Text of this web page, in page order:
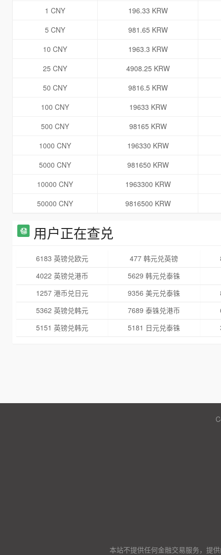
1 CNY
196.33 KRW
5 CNY
981.65 KRW
10 CNY
1963.3 KRW
25 CNY
4908.25 KRW
50 CNY
9816.5 KRW
100 CNY
19633 KRW
500 CNY
98165 KRW
1000 CNY
196330 KRW
5000 CNY
981650 KRW
10000 CNY
1963300 KRW
50000 CNY
9816500 KRW
用户正在查兑
6183 英镑兑欧元 477 韩元兑英镑
4022 英镑兑港币
5629 韩元兑泰铢
1257 港币兑日元
9356 美元兑泰铢
5362 英镑兑韩元
7689 泰铢兑港币
5151 英镑兑韩元
5181 日元兑泰铢
本站不提供任何金融交易服务，提